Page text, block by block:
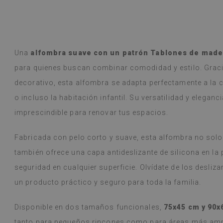
Una alfombra suave con un patrón Tablones de
para quienes buscan combinar comodidad y estilo.
decorativo, esta alfombra se adapta perfectamente a la
o incluso la habitación infantil. Su versatilidad y
imprescindible para renovar tus espacios.
Fabricada con pelo corto y suave, esta alfombra no
también ofrece una capa antideslizante de silicona en la
seguridad en cualquier superficie. Olvídate de los
un producto práctico y seguro para toda la familia.
Disponible en dos tamaños funcionales, 75x45 cm y
llegó en una
estaba bien
sencilla,
resultado es
me sorprende
hacer tan
y, a pesar de
problema. Se
recomiendo.
(Traducido por